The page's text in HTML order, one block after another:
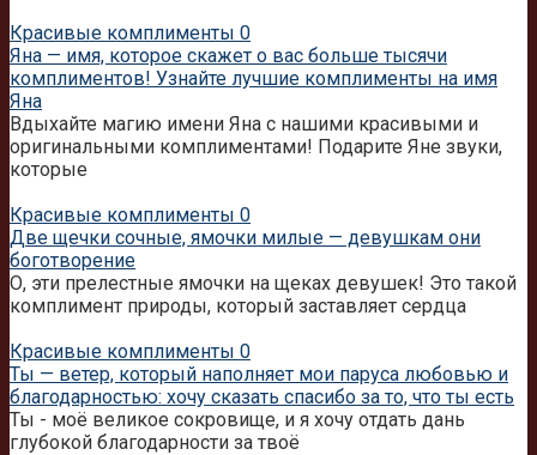
Красивые комплименты 0
Яна — имя, которое скажет о вас больше тысячи
комплиментов! Узнайте лучшие комплименты на имя
Яна
Вдыхайте магию имени Яна с нашими красивыми и
оригинальными комплиментами! Подарите Яне звуки,
которые
Красивые комплименты 0
Две щечки сочные, ямочки милые — девушкам они
боготворение
О, эти прелестные ямочки на щеках девушек! Это такой
комплимент природы, который заставляет сердца
Красивые комплименты 0
Ты — ветер, который наполняет мои паруса любовью и
благодарностью: хочу сказать спасибо за то, что ты есть
Ты - моё великое сокровище, и я хочу отдать дань
глубокой благодарности за твоё